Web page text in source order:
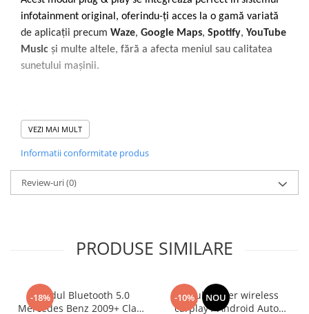
infotainment original, oferindu-ți acces la o gamă variată
de aplicații precum Waze, Google Maps, Spotify, YouTube
Music și multe altele, fără a afecta meniul sau calitatea
sunetului mașinii.
Instalare simplă
necesare, iar mufa de alimentare este identică cu cea a
electrice.
ecranul sistemului de navigație.
VEZI MAI MULT
Informatii conformitate produs
Review-uri(0)
PRODUSE SIMILARE
-18%
Modul Bluetooth 5.0
Mercedes Benz 2009+ Clasa
-10% NOU
Modul Becker wireless
carplay / Android Auto